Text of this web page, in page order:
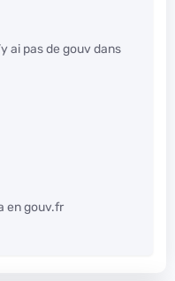
ai pas de gouv dans
en gouv.fr